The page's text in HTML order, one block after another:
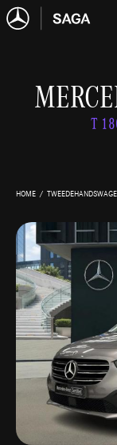
T
HOME